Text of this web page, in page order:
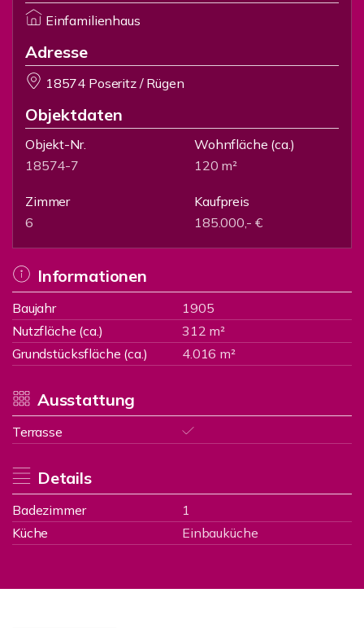
Einfamilienhaus
Adresse
18574 Poseritz / Rügen
Objektdaten
Objekt-Nr.
18574-7
Wohnfläche (ca.)
120 m²
Zimmer
6
Kaufpreis
185.000,- €
Informationen
Baujahr
1905
Nutzfläche (ca.)
312 m²
Grundstücksfläche (ca.)
4.016 m²
Ausstattung
Terrasse
Details
Badezimmer
1
Küche
Einbauküche